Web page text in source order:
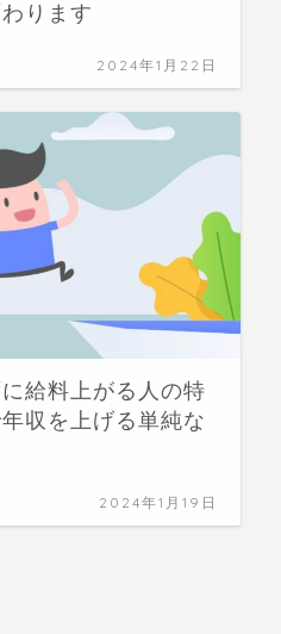
ります
2024年1月22日
給料上がる人の特
収を上げる単純な
2024年1月19日